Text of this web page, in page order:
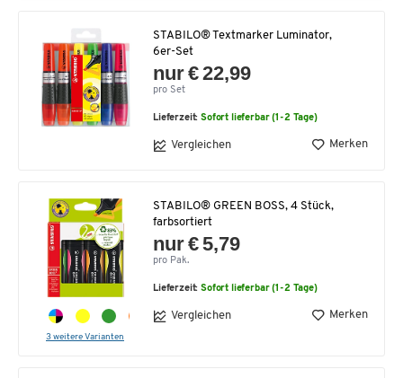
STABILO® Textmarker Luminator,
6er-Set
nur € 22,99
pro Set
Lieferzeit:Sofort lieferbar (1-2 Tage)
Vergleichen Merken
3 weitere Varianten
STABILO® GREEN BOSS, 4 Stück,
farbsortiert
nur € 5,79
pro Pak.
Lieferzeit:Sofort lieferbar (1-2 Tage)
Vergleichen Merken